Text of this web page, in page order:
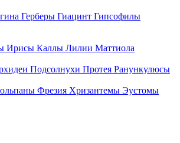
Герберы Гиацинт Гипсофилы
Ирисы Каллы Лилии Маттиола
Подсолнухи Протея Ранункулюсы
Фрезия Хризантемы Эустомы